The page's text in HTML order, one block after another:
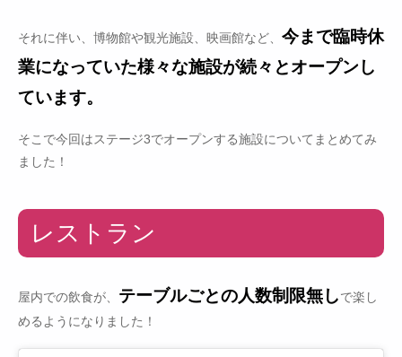
それに伴い、博物館や観光施設、映画館など、 今まで臨時休
業になっていた様々な施設が続々とオープンし
ています。
そこで今回はステージ3でオープンする施設についてまとめてみ
ました！
レストラン
屋内での飲食が、 テーブルごとの人数制限無しで楽し
めるようになりました！